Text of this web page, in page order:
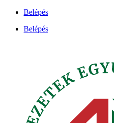
Ugrás
tartalomhoz
Belépés
Belépés